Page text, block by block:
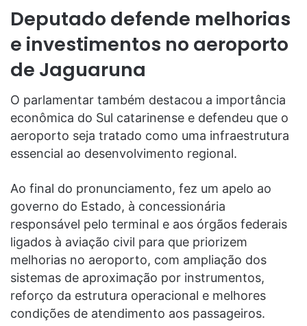
Deputado defende melhorias
e investimentos no aeroporto
de Jaguaruna
O parlamentar também destacou a importância
econômica do Sul catarinense e defendeu que o
aeroporto seja tratado como uma infraestrutura
essencial ao desenvolvimento regional.
Ao final do pronunciamento, fez um apelo ao
governo do Estado, à concessionária
responsável pelo terminal e aos órgãos federais
ligados à aviação civil para que priorizem
melhorias no aeroporto, com ampliação dos
sistemas de aproximação por instrumentos,
reforço da estrutura operacional e melhores
condições de atendimento aos passageiros.